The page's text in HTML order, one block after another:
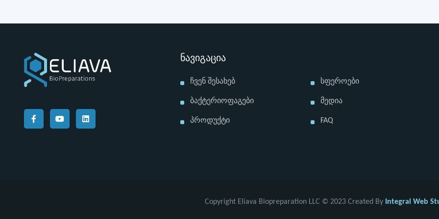
Ნავიგაცია
Ჩვენ Შესახებ
Ბაქტერიოფაგები
Პროდუქტი
Სფეროები
Მედია
FAQ
Copyright Eliava Biopreparation LLC © 2023 Created By Integral Web